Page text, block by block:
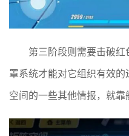
第三阶段则需要击破
罩系统才能对它组织有效
空间的一些其他情报，就靠